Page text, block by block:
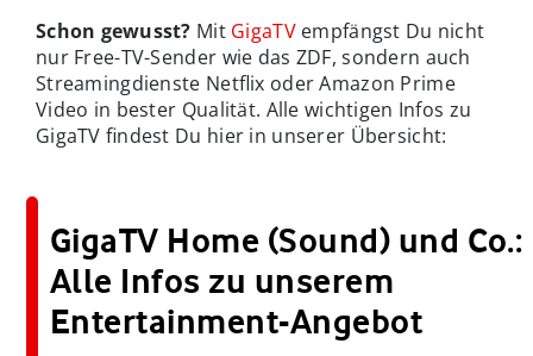
Schon gewusst? Mit GigaTVempfängst Du nicht
nur Free-TV-Sender wie das ZDF, sondern auch
Streamingdienste Netflix oder Amazon Prime
Video in bester Qualität. Alle wichtigen Infos zu
GigaTV findest Du hier in unserer Übersicht:
GigaTV Home (Sound) und Co.:
Alle Infos zu unserem
Entertainment-Angebot